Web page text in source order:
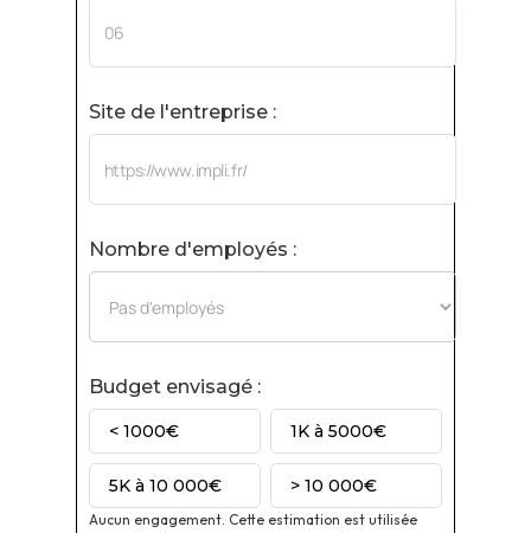
Site de l'entreprise :
Nombre d'employés :
Budget envisagé :
< 1000€ 1K à 5000€
5K à 10 000€ > 10 000€
Aucun engagement. Cette estimation est utilisée